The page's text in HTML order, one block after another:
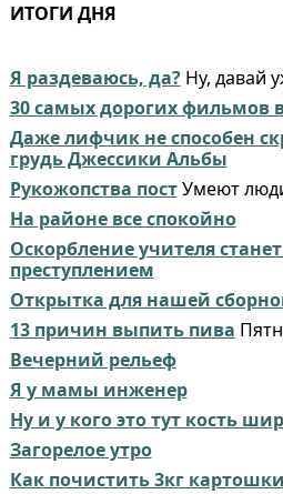
ИТОГИ ДНЯ
Я раздеваюсь, да?Ну, давай
30 самых дорогих фильмов
Даже лифчик не способен
грудь Джессики Альбы
Рукожопства постУмеют
На районе все спокойно
Оскорбление учителя
преступлением
Открытка для нашей
13 причин выпить пива
Вечерний рельеф
Я у мамы инженер
Ну и у кого это тут кость
Загорелое утро
Как почистить 3кг